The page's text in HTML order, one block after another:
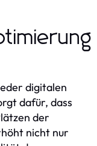
digitalen
dafür, dass
der
nicht nur